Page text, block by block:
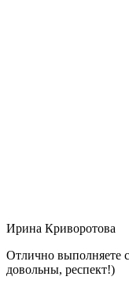
Ирина Криворотова
Отлично выполняете
довольны, респект!)